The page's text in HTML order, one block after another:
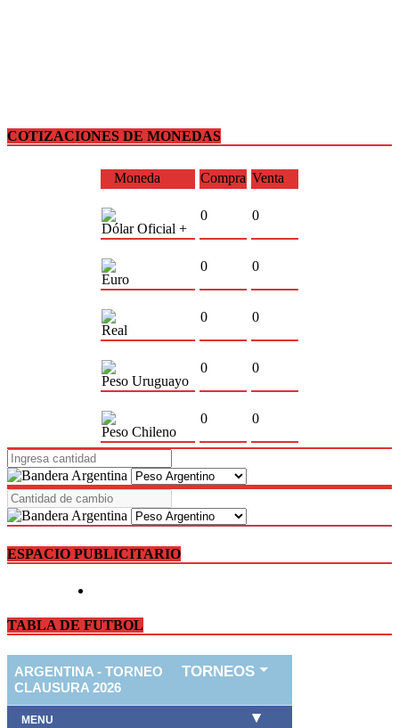
COTIZACIONES DE MONEDAS
Moneda Compra Venta
Dólar Oficial +
0 0
Euro
0 0
Real
0 0
Peso Uruguayo
0 0
Peso Chileno
0 0
ESPACIO PUBLICITARIO
TABLA DE FUTBOL